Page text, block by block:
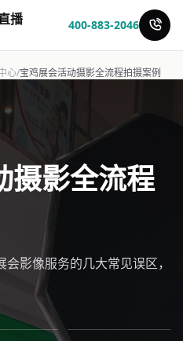
播 400-883-2046
心/宝鸡展会活动摄影全流程拍摄案例
摄影全流程
影像服务的几大常见误区，